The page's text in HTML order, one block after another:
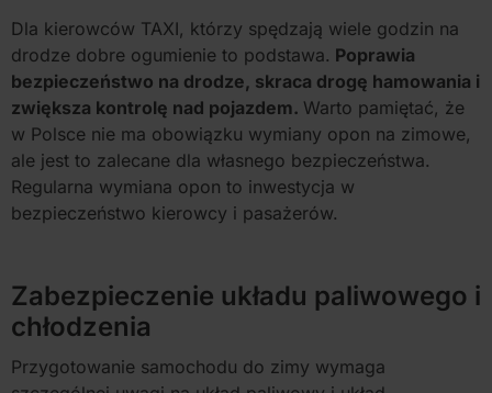
Dla kierowców TAXI, którzy spędzają wiele godzin na
drodze dobre ogumienie to podstawa. Poprawia
bezpieczeństwo na drodze, skraca drogę hamowania i
zwiększa kontrolę nad pojazdem. Warto pamiętać, że
w Polsce nie ma obowiązku wymiany opon na zimowe,
ale jest to zalecane dla własnego bezpieczeństwa.
Regularna wymiana opon to inwestycja w
bezpieczeństwo kierowcy i pasażerów.
Zabezpieczenie układu paliwowego i
chłodzenia
Przygotowanie samochodu do zimy wymaga